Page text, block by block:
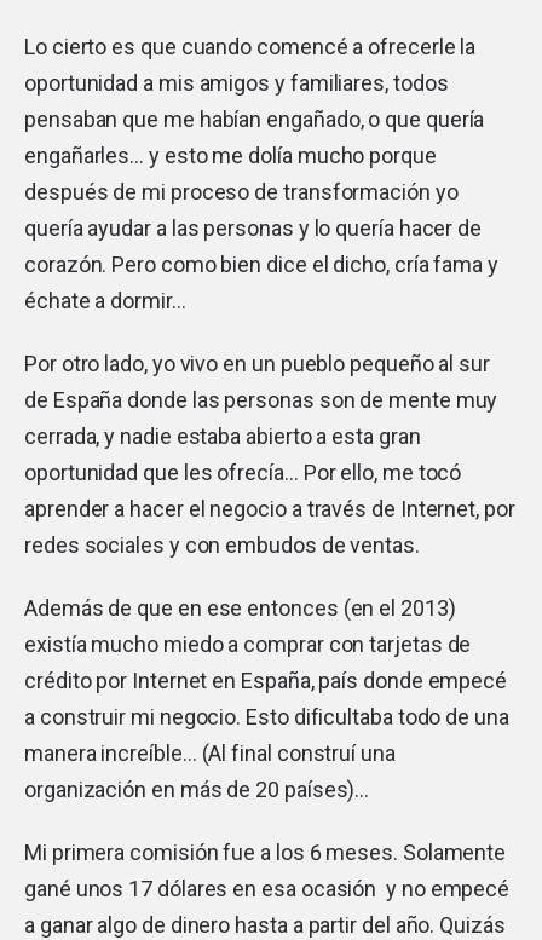
Lo cierto es que cuando comencé a ofrecerle la
oportunidad a mis amigos y familiares, todos
pensaban que me habían engañado, o que quería
engañarles… y esto me dolía mucho porque
después de mi proceso de transformación yo
quería ayudar a las personas y lo quería hacer de
corazón. Pero como bien dice el dicho, cría fama y
échate a dormir…
Por otro lado, yo vivo en un pueblo pequeño al sur
de España donde las personas son de mente muy
cerrada, y nadie estaba abierto a esta gran
oportunidad que les ofrecía… Por ello, me tocó
aprender a hacer el negocio a través de Internet, por
redes sociales y con embudos de ventas.
Además de que en ese entonces (en el 2013)
existía mucho miedo a comprar con tarjetas de
crédito por Internet en España, país donde empecé
a construir mi negocio. Esto dificultaba todo de una
manera increíble… (Al final construí una
organización en más de 20 países)…
Mi primera comisión fue a los 6 meses. Solamente
gané unos 17 dólares en esa ocasión y no empecé
a ganar algo de dinero hasta a partir del año. Quizás